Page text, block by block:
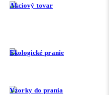
Akciový tovar
Ekologické pranie
Vzorky do prania